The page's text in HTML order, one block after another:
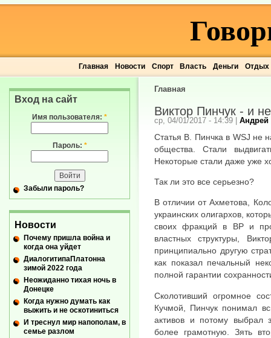
Главная Новости Спорт Власть Деньги Отдых
Главная
Виктор Пинчук - и
ср, 04/01/2017 - 14:39 | Андрей
Статья В. Пинчка в WSJ не
общества. Стали
Некоторые стали даже уже
Так ли это все серьезно?
В отличии от Ахметова,
украинских олигархов,
своих фракций в ВР и
властных структуры,
принципиально другую
как показал печальный
полной гарантии
Сколотивший огромное
Кучмой, Пинчук понимал
активов и потому выбрал
более грамотную. Зять
Вход на сайт
Имя пользователя: *
Пароль: *
Забыли пароль?
Новости
Почему пришла война и
когда она уйдет
ДиалогитипаПлатонна
зимой 2022 года
Неожиданно тихая ночь в
Донецке
Когда нужно думать как
выжить и не оскотиниться
И треснул мир напополам, в
семье разлом